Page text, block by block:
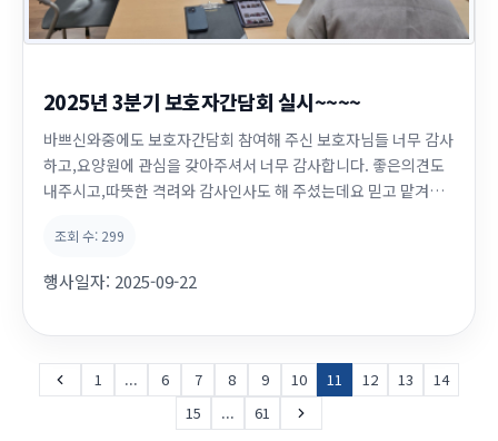
2025년 3분기 보호자간담회 실시~~~~
바쁘신와중에도 보호자간담회 참여해 주신 보호자님들 너무 감사
하고,요양원에 관심을 갖아주셔서 너무 감사합니다. 좋은의견도
내주시고,따뜻한 격려와 감사인사도 해 주셨는데요 믿고 맡겨주
편안한 요양원이 되도록 직원들 모두 마음을 다해 노력하겠습니
조회 수: 299
행사일자: 2025-09-22
1 ... 6 7 8 9 10 11 12 13
14
15
... 61